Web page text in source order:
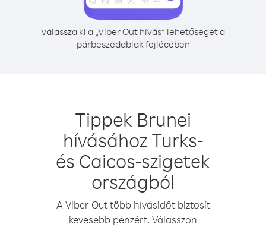
Válassza ki a „Viber Out hívás” lehetőséget a
párbeszédablak fejlécében
Tippek Brunei
hívásához Turks-
és Caicos-szigetek
országból
A Viber Out több hívásidőt biztosít
kevesebb pénzért. Válasszon